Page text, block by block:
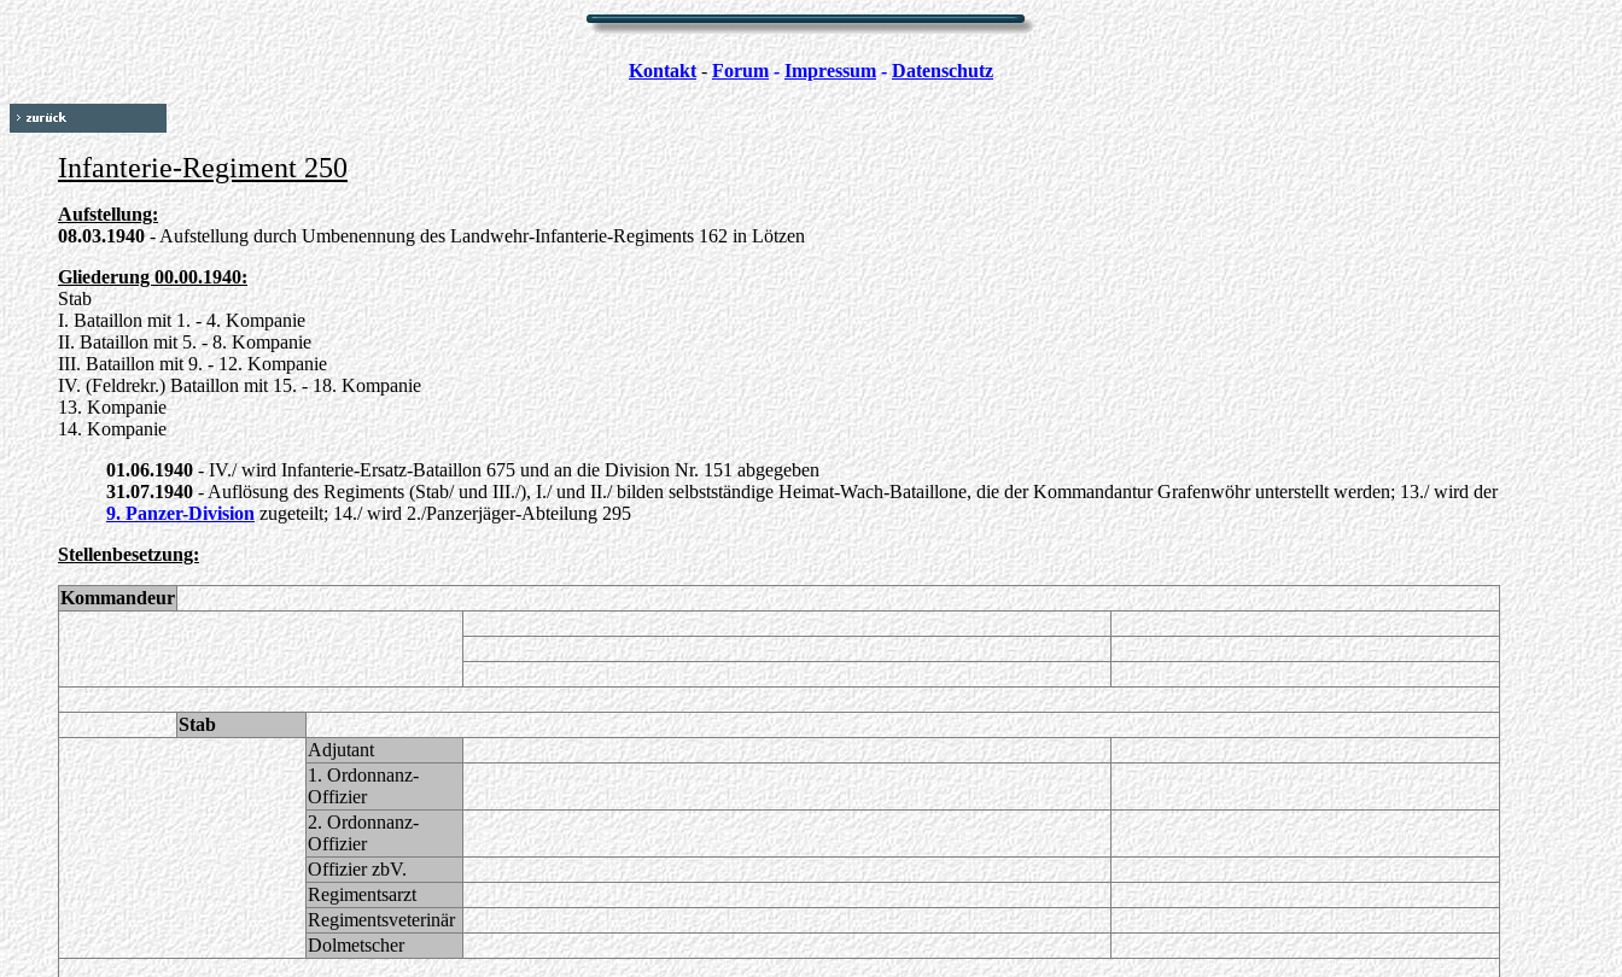
Kontakt - Forum-Impressum-Datenschutz
Infanterie-Regiment 250
Aufstellung:
08.03.1940- Aufstellung durch Umbenennung des Landwehr-Infanterie-Regiments 162 in Lötzen
Gliederung 00.00.1940:
Stab
I. Bataillon mit 1. - 4. Kompanie
II. Bataillon mit 5. - 8. Kompanie
III. Bataillon mit 9. - 12. Kompanie
IV. (Feldrekr.) Bataillon mit 15. - 18. Kompanie
13. Kompanie
14. Kompanie
01.06.1940- IV./ wird Infanterie-Ersatz-Bataillon 675 und an die Division Nr. 151 abgegeben
31.07.1940- Auflösung des Regiments (Stab/ und III./), I./ und II./ bilden selbstständige Heimat-Wach-Bataillone, die der Kommandantur Grafenwöhr unterstellt werden; 13./ wird der
9. Panzer-Divisionzugeteilt; 14./ wird 2./Panzerjäger-Abteilung 295
Stellenbesetzung:
Kommandeur
Stab
Adjutant
1. Ordonnanz-
Offizier
2. Ordonnanz-
Offizier
Offizier zbV.
Regimentsarzt
Regimentsveterinär
Dolmetscher